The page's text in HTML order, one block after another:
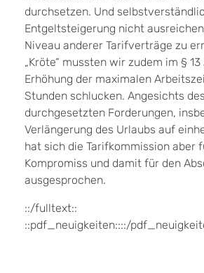
durchsetzen. Und
Entgeltsteigerung nicht
Niveau anderer Tarifverträge zu
„Kröte“ mussten wir zudem im §
Erhöhung der maximalen
Stunden schlucken. Angesichts
durchgesetzten Forderungen,
Verlängerung des Urlaubs auf
hat sich die Tarifkommission aber
Kompromiss und damit für den
ausgesprochen.
::/fulltext::
::pdf_neuigkeiten::::/